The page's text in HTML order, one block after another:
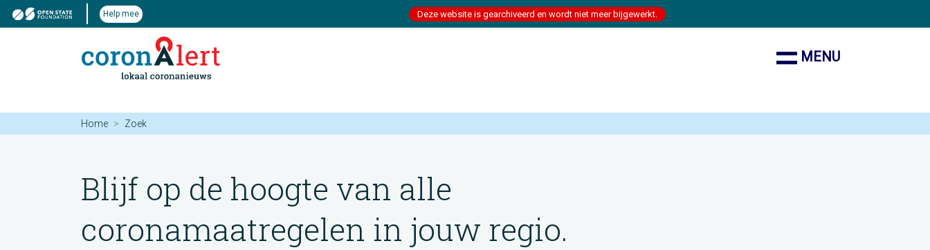
Help mee Deze website is gearchiveerd en wordt niet meer bijgewerkt.
MENU
Home Zoek
Blijf op de hoogte van alle
coronamaatregelen in jouw regio.